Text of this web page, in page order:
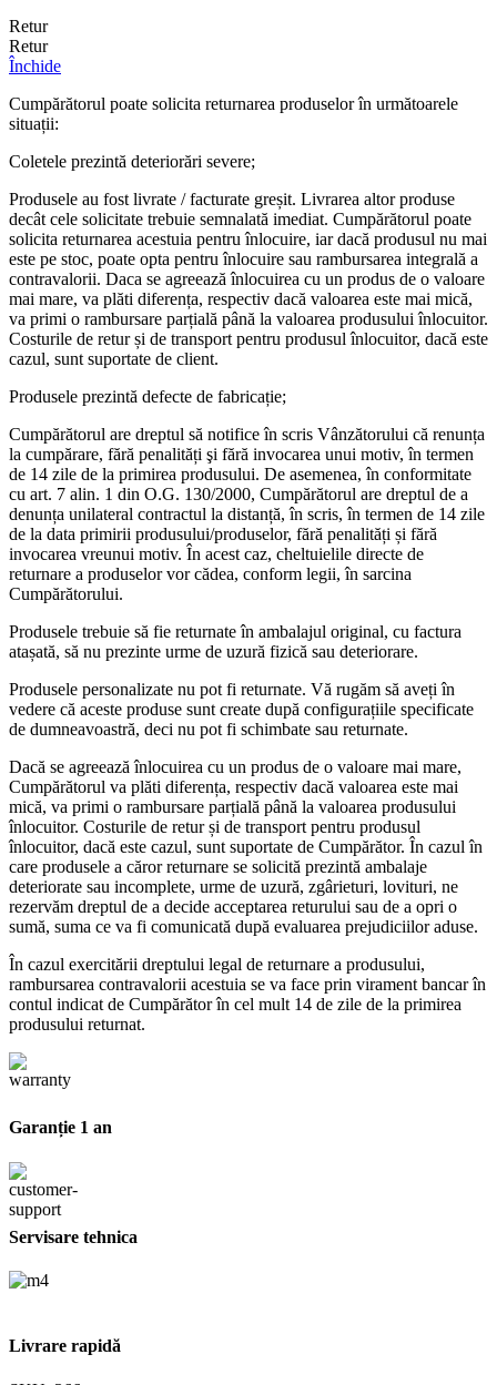
Retur
Retur
Închide
Cumpărătorul poate solicita returnarea produselor în următoarele
situații:
Coletele prezintă deteriorări severe;
Produsele au fost livrate / facturate greșit. Livrarea altor produse
decât cele solicitate trebuie semnalată imediat. Cumpărătorul poate
solicita returnarea acestuia pentru înlocuire, iar dacă produsul nu mai
este pe stoc, poate opta pentru înlocuire sau rambursarea integrală a
contravalorii. Daca se agreează înlocuirea cu un produs de o valoare
mai mare, va plăti diferența, respectiv dacă valoarea este mai mică,
va primi o rambursare parțială până la valoarea produsului înlocuitor.
Costurile de retur și de transport pentru produsul înlocuitor, dacă este
cazul, sunt suportate de client.
Produsele prezintă defecte de fabricație;
Cumpărătorul are dreptul să notifice în scris Vânzătorului că renunța
la cumpărare, fără penalități şi fără invocarea unui motiv, în termen
de 14 zile de la primirea produsului. De asemenea, în conformitate
cu art. 7 alin. 1 din O.G. 130/2000, Cumpărătorul are dreptul de a
denunța unilateral contractul la distanță, în scris, în termen de 14 zile
de la data primirii produsului/produselor, fără penalități și fără
invocarea vreunui motiv. În acest caz, cheltuielile directe de
returnare a produselor vor cădea, conform legii, în sarcina
Cumpărătorului.
Produsele trebuie să fie returnate în ambalajul original, cu factura
atașată, să nu prezinte urme de uzură fizică sau deteriorare.
Produsele personalizate nu pot fi returnate. Vă rugăm să aveți în
vedere că aceste produse sunt create după configurațiile specificate
de dumneavoastră, deci nu pot fi schimbate sau returnate.
Dacă se agreează înlocuirea cu un produs de o valoare mai mare,
Cumpărătorul va plăti diferența, respectiv dacă valoarea este mai
mică, va primi o rambursare parțială până la valoarea produsului
înlocuitor. Costurile de retur și de transport pentru produsul
înlocuitor, dacă este cazul, sunt suportate de Cumpărător. În cazul în
care produsele a căror returnare se solicită prezintă ambalaje
deteriorate sau incomplete, urme de uzură, zgârieturi, lovituri, ne
rezervăm dreptul de a decide acceptarea returului sau de a opri o
sumă, suma ce va fi comunicată după evaluarea prejudiciilor aduse.
În cazul exercitării dreptului legal de returnare a produsului,
rambursarea contravalorii acestuia se va face prin virament bancar în
contul indicat de Cumpărător în cel mult 14 de zile de la primirea
produsului returnat.
Garanție 1 an
Servisare tehnica
Livrare rapidă